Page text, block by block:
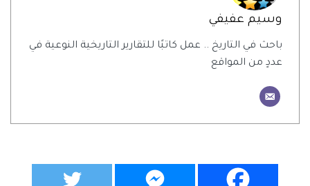
وسيم عفيفي
باحث في التاريخ .. عمل كاتبًا للتقارير التاريخية النوعية في
عددٍ من المواقع